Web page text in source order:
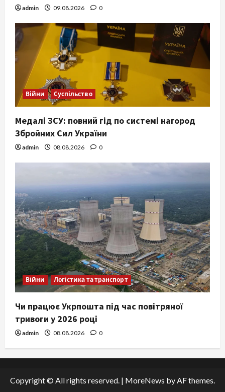
admin 09.08.2026 0
Війни Суспільство
Медалі ЗСУ: повний гід по системі нагород
Збройних Сил України
admin 08.08.2026 0
Війни Логістика та транспорт
Чи працює Укрпошта під час повітряної
тривоги у 2026 році
admin 08.08.2026 0
Copyright © All rights reserved. | MoreNews by AF themes.